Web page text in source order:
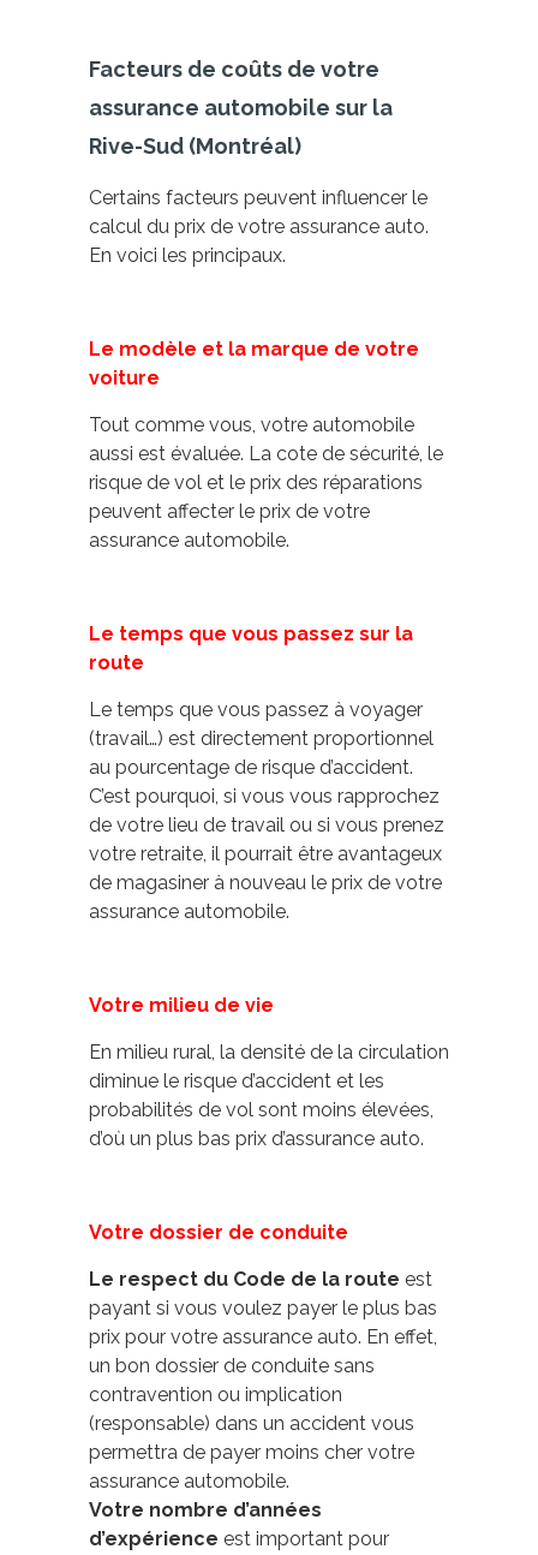
Facteurs de coûts de votre
assurance automobile sur la
Rive-Sud (Montréal)
Certains facteurs peuvent influencer le
calcul du prix de votre assurance auto.
En voici les principaux.
Le modèle et la marque de votre
voiture
Tout comme vous, votre automobile
aussi est évaluée. La cote de sécurité, le
risque de vol et le prix des réparations
peuvent affecter le prix de votre
assurance automobile.
Le temps que vous passez sur la
route
Le temps que vous passez à voyager
(travail…) est directement proportionnel
au pourcentage de risque d’accident.
C’est pourquoi, si vous vous rapprochez
de votre lieu de travail ou si vous prenez
votre retraite, il pourrait être avantageux
de magasiner à nouveau le prix de votre
assurance automobile.
Votre milieu de vie
En milieu rural, la densité de la circulation
diminue le risque d’accident et les
probabilités de vol sont moins élevées,
d’où un plus bas prix d’assurance auto.
Votre dossier de conduite
Le respect du Code de la route est
payant si vous voulez payer le plus bas
prix pour votre assurance auto. En effet,
un bon dossier de conduite sans
contravention ou implication
(responsable) dans un accident vous
permettra de payer moins cher votre
assurance automobile.
Votre nombre d’années
d’expérience est important pour